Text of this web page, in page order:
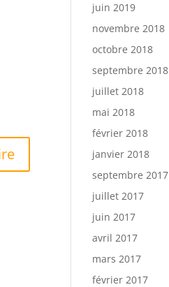
juin 2019
novembre 2018
octobre 2018
septembre 2018
juillet 2018
mai 2018
février 2018
janvier 2018
septembre 2017
juillet 2017
juin 2017
avril 2017
mars 2017
février 2017